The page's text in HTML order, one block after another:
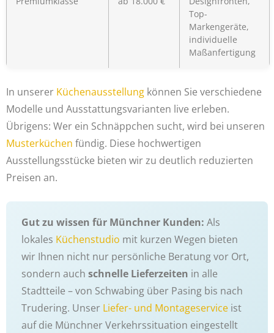
Top-
Markengeräte,
individuelle
Maßanfertigung
In unserer Küchenausstellung können Sie verschiedene
Modelle und Ausstattungsvarianten live erleben.
Übrigens: Wer ein Schnäppchen sucht, wird bei unseren
Musterküchen fündig. Diese hochwertigen
Ausstellungsstücke bieten wir zu deutlich reduzierten
Preisen an.
Gut zu wissen für Münchner Kunden: Als
lokales Küchenstudio mit kurzen Wegen bieten
wir Ihnen nicht nur persönliche Beratung vor Ort,
sondern auch schnelle Lieferzeiten in alle
Stadtteile – von Schwabing über Pasing bis nach
Trudering. Unser Liefer- und Montageservice ist
auf die Münchner Verkehrssituation eingestellt